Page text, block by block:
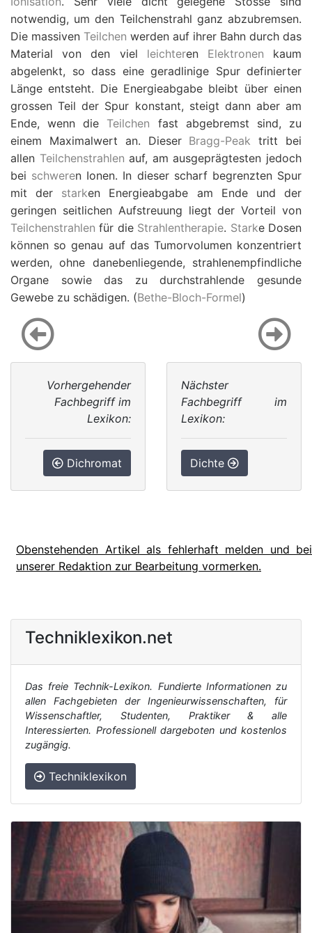
notwendig, um den Teilchenstrahl ganz abzubremsen.
Die massiven Teilchen werden auf ihrer Bahn durch das
Material von den viel leichteren Elektronen kaum
abgelenkt, so dass eine geradlinige Spur definierter
Länge entsteht. Die Energieabgabe bleibt über einen
grossen Teil der Spur konstant, steigt dann aber am
Ende, wenn die Teilchen fast abgebremst sind, zu
einem Maximalwert an. Dieser Bragg-Peak tritt bei
allen Teilchenstrahlen auf, am ausgeprägtesten jedoch
bei schweren Ionen. In dieser scharf begrenzten Spur
mit der starken Energieabgabe am Ende und der
geringen seitlichen Aufstreuung liegt der Vorteil von
Teilchenstrahlen für die Strahlentherapie. Starke Dosen
können so genau auf das Tumorvolumen konzentriert
werden, ohne danebenliegende, strahlenempfindliche
Organe sowie das zu durchstrahlende gesunde
Gewebe zu schädigen. (Bethe-Bloch-Formel)
Vorhergehender
Fachbegriff im
Lexikon:
Dichromat
Nächster
Fachbegriff im
Lexikon:
Dichte
Obenstehenden Artikel als fehlerhaft melden und bei
unserer Redaktion zur Bearbeitung vormerken.
Techniklexikon.net
Das freie Technik-Lexikon. Fundierte Informationen zu
allen Fachgebieten der Ingenieurwissenschaften, für
Wissenschaftler, Studenten, Praktiker & alle
Interessierten. Professionell dargeboten und kostenlos
zugängig.
Techniklexikon